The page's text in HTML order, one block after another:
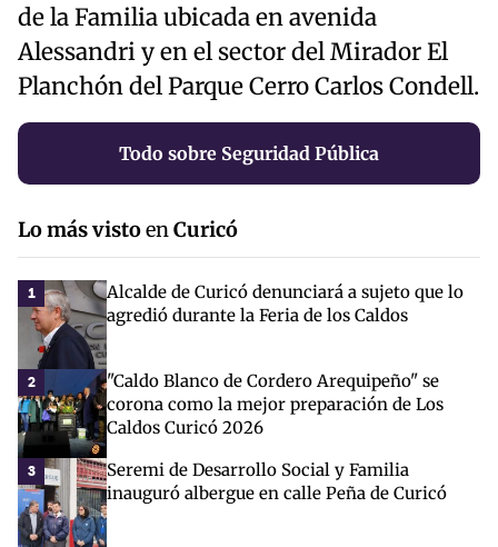
de la Familia ubicada en avenida
Alessandri y en el sector del Mirador El
Planchón del Parque Cerro Carlos Condell.
Todo sobre Seguridad Pública
Lo más vistoenCuricó
1
Alcalde de Curicó denunciará a sujeto que lo
agredió durante la Feria de los Caldos
2
"Caldo Blanco de Cordero Arequipeño" se
corona como la mejor preparación de Los
Caldos Curicó 2026
3
Seremi de Desarrollo Social y Familia
inauguró albergue en calle Peña de Curicó